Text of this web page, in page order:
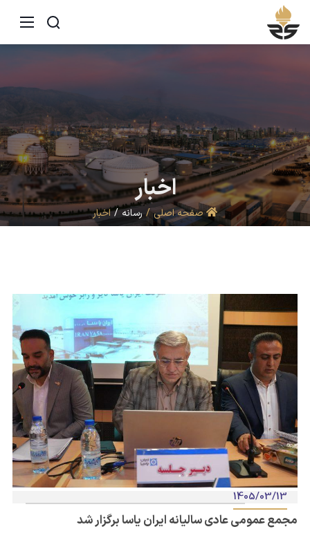
اخبار
صفحه اصلی رسانه اخبار
1405/03/13
مجمع عمومی عادی سالیانه ایران یاسا برگزار شد